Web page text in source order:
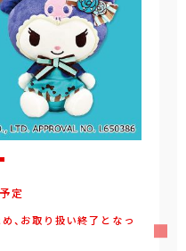
定
、お取り扱い終了となっ